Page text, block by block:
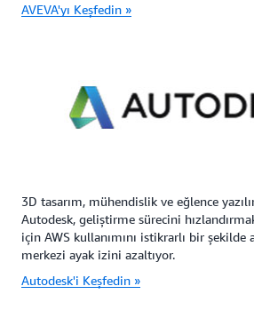
AVEVA'yı Keşfedin »
3D tasarım, mühendislik ve eğlence
Autodesk, geliştirme sürecini
için AWS kullanımını istikrarlı bir şekilde
merkezi ayak izini azaltıyor.
Autodesk'i Keşfedin »